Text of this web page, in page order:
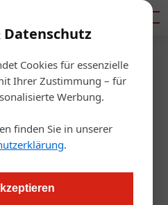
Datenschutz
Cookies für essenzielle
Ihrer Zustimmung – für
Werbung.
finden Sie in unserer
.
/Gastro & Hotel
hat einen